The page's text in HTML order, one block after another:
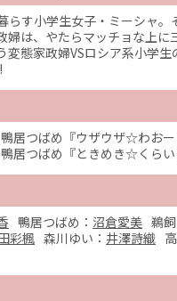
らす小学生女子・ミーシャ。
婦は、やたらマッチョな上に
態家政婦VSロシア系小学生
鴨居つばめ『ウザウザ☆わおー
居つばめ『ときめき☆くらい
鴨居つばめ： 沼倉愛美 鵜
彩楓 森川ゆい： 井澤詩織